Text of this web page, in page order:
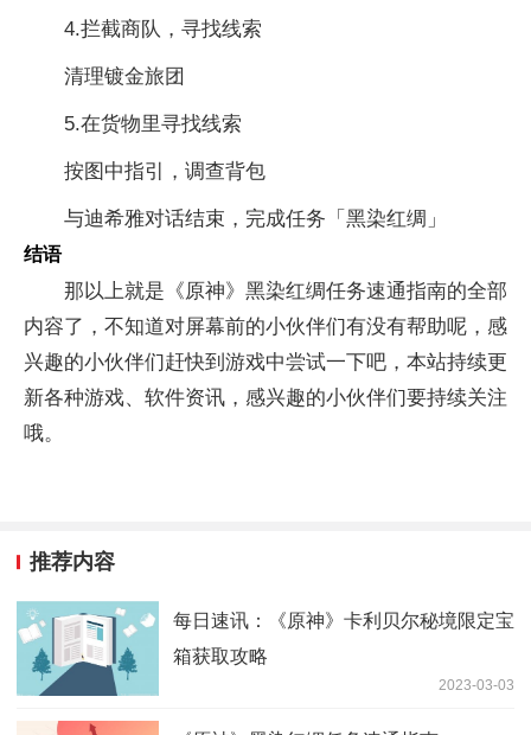
4.拦截商队，寻找线索
清理镀金旅团
5.在货物里寻找线索
按图中指引，调查背包
与迪希雅对话结束，完成任务「黑染红绸」
结语
那以上就是《原神》黑染红绸任务速通指南的全部
内容了，不知道对屏幕前的小伙伴们有没有帮助呢，感
兴趣的小伙伴们赶快到游戏中尝试一下吧，本站持续更
新各种游戏、软件资讯，感兴趣的小伙伴们要持续关注
哦。
推荐内容
每日速讯：《原神》卡利贝尔秘境限定宝
箱获取攻略
2023-03-03